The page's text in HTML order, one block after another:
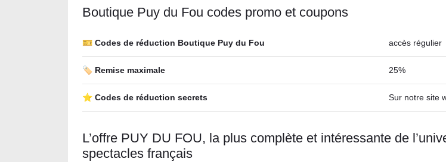
Boutique Puy du Fou codes promo et coupons
🎫 Codes de réduction Boutique Puy du Fou accès régulier
🏷️ Remise maximale 25%
⭐ Codes de réduction secrets Sur notre site
L’offre PUY DU FOU, la plus complète et intéressante de
spectacles français